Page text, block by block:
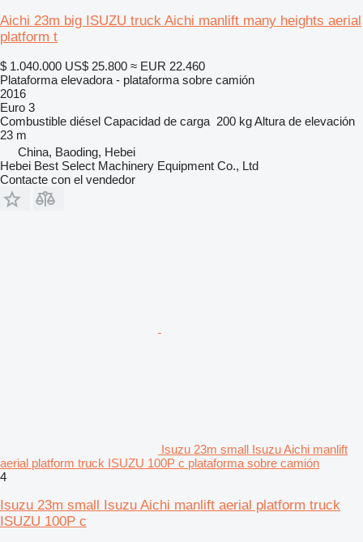
Aichi 23m big ISUZU truck Aichi manlift many heights aerial
platform t
$ 1.040.000 US$ 25.800 ≈ EUR 22.460
Plataforma elevadora - plataforma sobre camión
2016
Euro 3
Combustible diésel Capacidad de carga 200 kgAltura de elevación
23 m
China, Baoding, Hebei
Hebei Best Select Machinery Equipment Co., Ltd
Contacte con el vendedor
Isuzu 23m small Isuzu Aichi manlift
aerial platform truck ISUZU 100P c plataforma sobre camión
4
Isuzu 23m small Isuzu Aichi manlift aerial platform truck
ISUZU 100P c